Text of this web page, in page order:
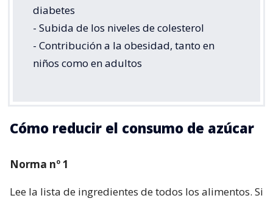
diabetes
- Subida de los niveles de colesterol
- Contribución a la obesidad, tanto en
niños como en adultos
Cómo reducir el consumo de azúcar
Norma nº 1
Lee la lista de ingredientes de todos los alimentos. Si